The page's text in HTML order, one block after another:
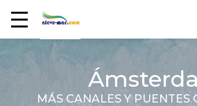
MÁS CANALES Y PUENTES